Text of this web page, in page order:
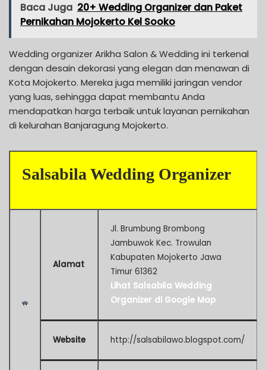
Baca Juga 20+ Wedding Organizer dan Paket
Pernikahan Mojokerto Kel Sooko
Wedding organizer Arikha Salon & Wedding ini terkenal
dengan desain dekorasi yang elegan dan menawan di
Kota Mojokerto. Mereka juga memiliki jaringan vendor
yang luas, sehingga dapat membantu Anda
mendapatkan harga terbaik untuk layanan pernikahan
di kelurahan Banjaragung Mojokerto.
Salsabila Wedding Organizer
Alamat
Jl. Brumbung Brombong
Jambuwok Kec. Trowulan
Kabupaten Mojokerto Jawa
Timur 61362
Lihat Salsabila Wedding
Organizer di Google Map
Website http://salsabilawo.blogspot.com/